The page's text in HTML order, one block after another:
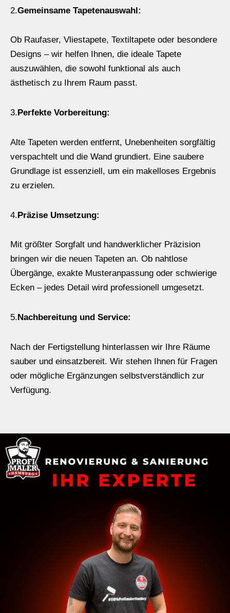
2.Gemeinsame Tapetenauswahl:
Ob Raufaser, Vliestapete, Textiltapete oder besondere
Designs – wir helfen Ihnen, die ideale Tapete
auszuwählen, die sowohl funktional als auch
ästhetisch zu Ihrem Raum passt.
3. Perfekte Vorbereitung:
Alte Tapeten werden entfernt, Unebenheiten sorgfältig
verspachtelt und die Wand grundiert. Eine saubere
Grundlage ist essenziell, um ein makelloses Ergebnis
zu erzielen.
4.Präzise Umsetzung:
Mit größter Sorgfalt und handwerklicher Präzision
bringen wir die neuen Tapeten an. Ob nahtlose
Übergänge, exakte Musteranpassung oder schwierige
Ecken – jedes Detail wird professionell umgesetzt.
5. Nachbereitung und Service:
Nach der Fertigstellung hinterlassen wir Ihre Räume
sauber und einsatzbereit. Wir stehen Ihnen für Fragen
oder mögliche Ergänzungen selbstverständlich zur
Verfügung.